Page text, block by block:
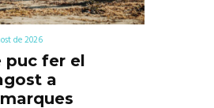
de 2026
puc fer el
a